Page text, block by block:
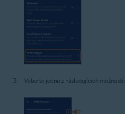
Vyberte jednu z následujících možností: